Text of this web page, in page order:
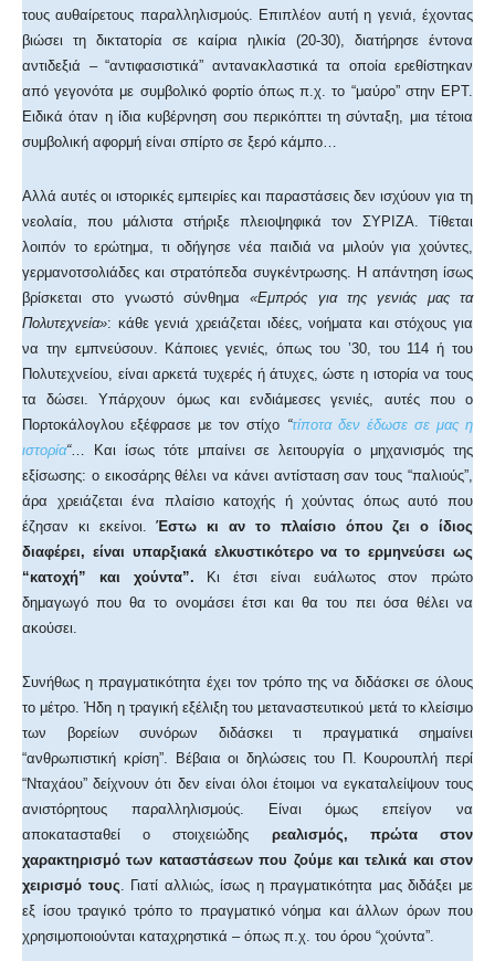
τους αυθαίρετους παραλληλισμούς. Επιπλέον αυτή η γενιά, έχοντας
βιώσει τη δικτατορία σε καίρια ηλικία (20-30), διατήρησε έντονα
αντιδεξιά – “αντιφασιστικά” αντανακλαστικά τα οποία ερεθίστηκαν
από γεγονότα με συμβολικό φορτίο όπως π.χ. το “μαύρο” στην ΕΡΤ.
Ειδικά όταν η ίδια κυβέρνηση σου περικόπτει τη σύνταξη, μια τέτοια
συμβολική αφορμή είναι σπίρτο σε ξερό κάμπο…
Αλλά αυτές οι ιστορικές εμπειρίες και παραστάσεις δεν ισχύουν για τη
νεολαία, που μάλιστα στήριξε πλειοψηφικά τον ΣΥΡΙΖΑ. Τίθεται
λοιπόν το ερώτημα, τι οδήγησε νέα παιδιά να μιλούν για χούντες,
γερμανοτσολιάδες και στρατόπεδα συγκέντρωσης. Η απάντηση ίσως
βρίσκεται στο γνωστό σύνθημα«Εμπρός για της γενιάς μας τα
Πολυτεχνεία»: κάθε γενιά χρειάζεται ιδέες, νοήματα και στόχους για
να την εμπνεύσουν. Κάποιες γενιές, όπως του ’30, του 114 ή του
Πολυτεχνείου, είναι αρκετά τυχερές ή άτυχες, ώστε η ιστορία να τους
τα δώσει. Υπάρχουν όμως και ενδιάμεσες γενιές, αυτές που ο
Πορτοκάλογλου εξέφρασε με τον στίχο “τίποτα δεν έδωσε σε μας η
ιστορία“… Και ίσως τότε μπαίνει σε λειτουργία ο μηχανισμός της
εξίσωσης: ο εικοσάρης θέλει να κάνει αντίσταση σαν τους “παλιούς”,
άρα χρειάζεται ένα πλαίσιο κατοχής ή χούντας όπως αυτό που
έζησαν κι εκείνοι.Έστω κι αν το πλαίσιο όπου ζει ο ίδιος
διαφέρει, είναι υπαρξιακά ελκυστικότερο να το ερμηνεύσει ως
“κατοχή” και χούντα”.
Κι έτσι είναι ευάλωτος στον πρώτο
δημαγωγό που θα το ονομάσει έτσι και θα του πει όσα θέλει να
ακούσει.
Συνήθως η πραγματικότητα έχει τον τρόπο της να διδάσκει σε όλους
το μέτρο. Ήδη η τραγική εξέλιξη του μεταναστευτικού μετά το κλείσιμο
των βορείων συνόρων διδάσκει τι πραγματικά σημαίνει
“ανθρωπιστική κρίση”. Βέβαια οι δηλώσεις του Π. Κουρουπλή περί
“Νταχάου” δείχνουν ότι δεν είναι όλοι έτοιμοι να εγκαταλείψουν τους
ανιστόρητους παραλληλισμούς. Είναι όμως επείγον να
αποκατασταθεί ο στοιχειώδης ρεαλισμός, πρώτα στον
χαρακτηρισμό των καταστάσεων που ζούμε και τελικά και στον
χειρισμό τους. Γιατί αλλιώς, ίσως η πραγματικότητα μας διδάξει με
εξ ίσου τραγικό τρόπο το πραγματικό νόημα και άλλων όρων που
χρησιμοποιούνται καταχρηστικά – όπως π.χ. του όρου “χούντα”.